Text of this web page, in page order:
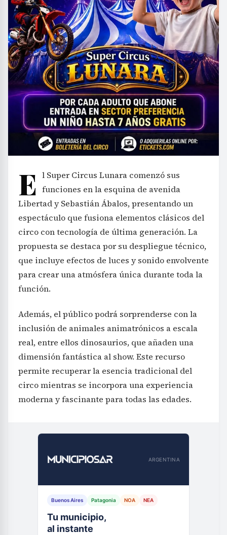
E l Super Circus Lunara comenzó sus
funciones en la esquina de avenida
Libertad y Sebastián Ábalos, presentando un
espectáculo que fusiona elementos clásicos del
circo con tecnología de última generación. La
propuesta se destaca por su despliegue técnico,
que incluye efectos de luces y sonido envolvente
para crear una atmósfera única durante toda la
función.
Además, el público podrá sorprenderse con la
inclusión de animales animatrónicos a escala
real, entre ellos dinosaurios, que añaden una
dimensión fantástica al show. Este recurso
permite recuperar la esencia tradicional del
circo mientras se incorpora una experiencia
moderna y fascinante para todas las edades.
ARGENTINA
Buenos Aires Patagonia NOA NEA
Tu municipio,
al instante